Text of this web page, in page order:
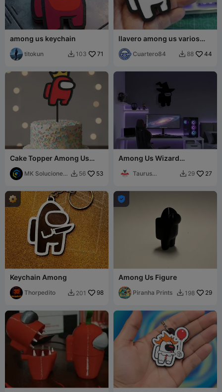
among us keychain
titokun  103 71
llavero among us varios
colores
Cuartero84  88 44
Cake Topper Among Us
King
MK Soluciones
 56 53
Among Us Wizard
Art Taurus
 29 27
Keychain Among
Thorpedito  201 98

Among Us Figure
Piranha Prints  198 29